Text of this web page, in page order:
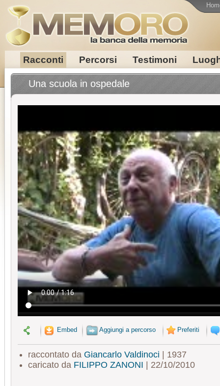
Racconti Percorsi Testimoni
Una scuola in ospedale
Embed Aggiungi a percorso Preferiti
raccontato da Giancarlo Valdinoci | 1937
caricato da FILIPPO ZANONI | 22/10/2010